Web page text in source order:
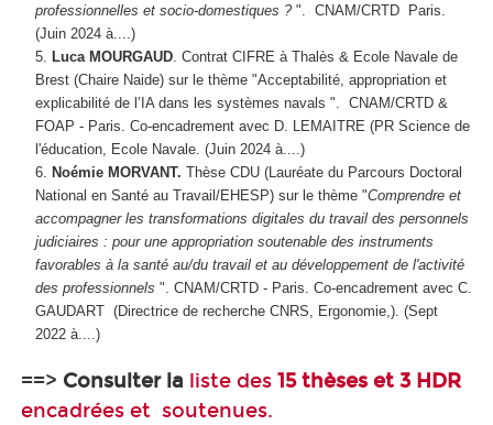
professionnelles et socio-domestiques ? ". CNAM/CRTD Paris.
(Juin 2024 à....)
Luca MOURGAUD . Contrat CIFRE à Thalès & Ecole Navale de
Brest (Chaire Naide) sur le thème "Acceptabilité, appropriation et
explicabilité de l’IA dans les systèmes navals ". CNAM/CRTD &
FOAP - Paris. Co-encadrement avec D. LEMAITRE (PR Science de
l'éducation, Ecole Navale. (Juin 2024 à....)
Noémie MORVANT. Thèse CDU (Lauréate du Parcours Doctoral
National en Santé au Travail/EHESP) sur le thème "Comprendre et
accompagner les transformations digitales du travail des personnels
judiciaires : pour une appropriation soutenable des instruments
favorables à la santé au/du travail et au développement de l'activité
des professionnels ". CNAM/CRTD - Paris. Co-encadrement avec C.
GAUDART (Directrice de recherche CNRS, Ergonomie,). (Sept
2022 à....)
==> Consulter la liste des 15 thèses et 3 HDR
encadrées et soutenues.